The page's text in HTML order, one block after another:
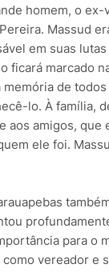
homem, o
Massud
em suas
ficará marcado
memória de
lo. À família,
aos amigos, que
ele foi.
para o
vereador e